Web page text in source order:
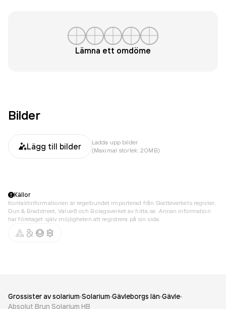
Lämna ett omdöme
Bilder
Lägg till bilder
Ladda upp bilder
(Maximal storlek: 20MB)
Källor
Kontaktinformationen är regelbundet importerad från Skatteverkets register,
Dun & Bradstreet, Value8 och Bolagsverket av hitta.se. Annan information
har företaget själv möjligheten att registrera på sin sida.
Grossister av solarium Solarium Gävleborgs län Gävle
Absolut Brun Solarium HB